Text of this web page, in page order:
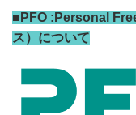
■PFO :Personal
ス）について